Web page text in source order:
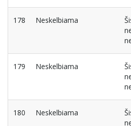
178 Neskelbiama
179 Neskelbiama
180 Neskelbiama